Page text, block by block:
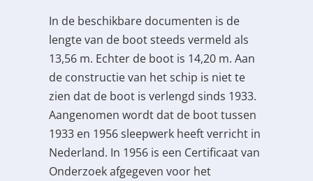
In de beschikbare documenten is de
lengte van de boot steeds vermeld als
13,56 m. Echter de boot is 14,20 m. Aan
de constructie van het schip is niet te
zien dat de boot is verlengd sinds 1933.
Aangenomen wordt dat de boot tussen
1933 en 1956 sleepwerk heeft verricht in
Nederland. In 1956 is een Certificaat van
Onderzoek afgegeven voor het